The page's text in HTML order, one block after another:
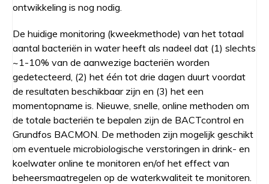
ontwikkeling is nog nodig.
De huidige monitoring (kweekmethode) van het totaal
aantal bacteriën in water heeft als nadeel dat (1) slechts
~1-10% van de aanwezige bacteriën worden
gedetecteerd, (2) het één tot drie dagen duurt voordat
de resultaten beschikbaar zijn en (3) het een
momentopname is. Nieuwe, snelle, online methoden om
de totale bacteriën te bepalen zijn de BACTcontrol en
Grundfos BACMON. De methoden zijn mogelijk geschikt
om eventuele microbiologische verstoringen in drink- en
koelwater online te monitoren en/of het effect van
beheersmaatregelen op de waterkwaliteit te monitoren.